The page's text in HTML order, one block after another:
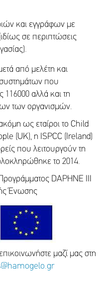
και εγγράφων με
σε περιπτώσεις
από μελέτη και
που
116000 αλλά και τη
των οργανισμών.
ως εταίροι το Child
(UK), η ISPCC (Ireland)
που λειτουργούν τη
το 2014.
DAPHNE III
Ένωσης
μαζί μας στη